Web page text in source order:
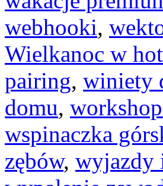
webhooki,
Wielkanoc w
pairing, winiety
domu,
wspinaczka
zębów, wyjazdy